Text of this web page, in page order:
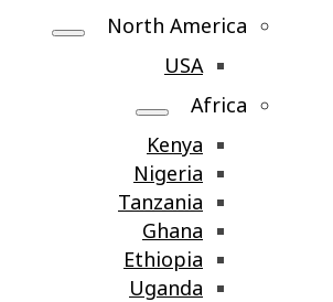
North America
USA
Africa
Kenya
Nigeria
Tanzania
Ghana
Ethiopia
Uganda